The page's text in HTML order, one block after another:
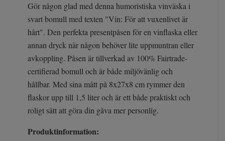
Gör någon glad med denna humoristiska vinväska i
svart bomull med texten "Vin: För att vuxenlivet är
hårt". Den perfekta presentpåsen för en vinflaska eller
annan dryck när någon behöver lite uppmuntran eller
avkoppling. Påsen är tillverkad av 100% Fairtrade-
certifierad bomull och är både miljövänlig och
hållbar. Med sina mått på 8x27x8 cm rymmer den
flaskor upp till 1,5 liter och är ett både praktiskt och
roligt sätt att göra din gåva mer personlig.
Produktinformation: